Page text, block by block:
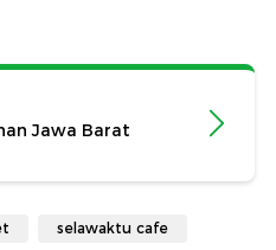
Jawa Barat
selawaktu cafe